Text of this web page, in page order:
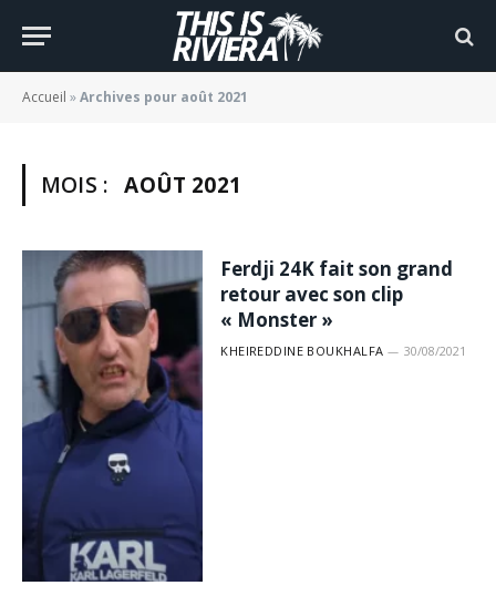
Accueil »Archives pour août 2021
MOIS : AOÛT 2021
Ferdji 24K fait son grand
retour avec son clip
« Monster »
KHEIREDDINE BOUKHALFA 30/08/2021